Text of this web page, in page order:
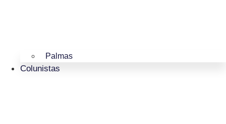
Palmas
Colunistas